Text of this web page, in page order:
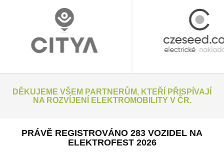
DĚKUJEME VŠEM PARTNERŮM, KTEŘÍ PŘISPÍVAJÍ
NA ROZVÍJENÍ ELEKTROMOBILITY V ČR.
PRÁVĚ REGISTROVÁNO 283 VOZIDEL NA
ELEKTROFEST 2026